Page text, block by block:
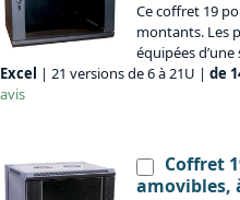
Ce coffret 19
montants. Les
équipées
Excel
| 21 versions de 6 à 21U | de
avis
Coffret
amovibles,